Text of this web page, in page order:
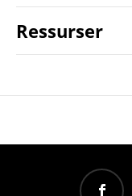
Ressurser